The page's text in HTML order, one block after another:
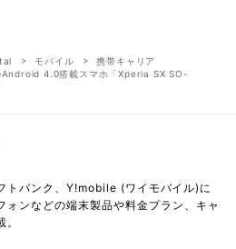
モバイル
携帯キャリア
Android 4.0搭載スマホ「Xperia SX SO-
トバンク、Y!mobile (ワイモバイル)に
ォンなどの端末製品や料金プラン、キャ